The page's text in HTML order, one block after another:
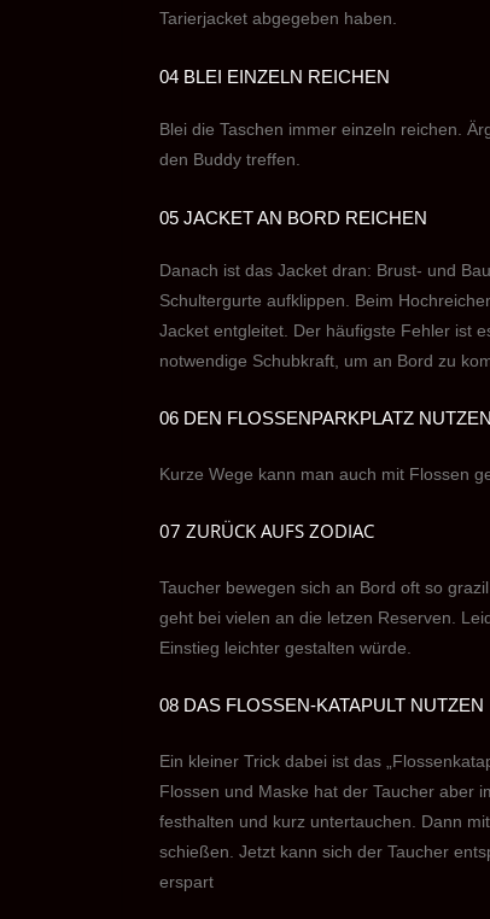
Tarierjacket abgegeben haben.
04 BLEI EINZELN REICHEN
Blei die Taschen immer einzeln reichen.
den Buddy treffen.
05 JACKET AN BORD REICHEN
Danach ist das Jacket dran: Brust- und
Schultergurte aufklippen. Beim
Jacket entgleitet. Der häufigste Fehler ist
notwendige Schubkraft, um an Bord zu
06 DEN FLOSSENPARKPLATZ NUTZEN
Kurze Wege kann man auch mit Flossen
07 ZURÜCK AUFS ZODIAC
Taucher bewegen sich an Bord oft so
geht bei vielen an die letzen Reserven.
Einstieg leichter gestalten würde.
08 DAS FLOSSEN-KATAPULT NUTZEN
Ein kleiner Trick dabei ist das
Flossen und Maske hat der Taucher aber
festhalten und kurz untertauchen. Dann
schießen. Jetzt kann sich der Taucher
erspart